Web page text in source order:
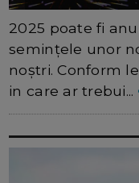
2025 poate fi
semințele unor
noștri. Conform
in care ar trebui...